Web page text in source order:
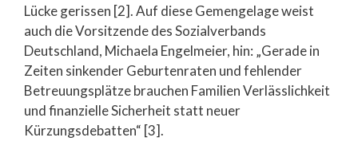
Lücke gerissen [2]. Auf diese Gemengelage weist
auch die Vorsitzende des Sozialverbands
Deutschland, Michaela Engelmeier, hin: „Gerade in
Zeiten sinkender Geburtenraten und fehlender
Betreuungsplätze brauchen Familien Verlässlichkeit
und finanzielle Sicherheit statt neuer
Kürzungsdebatten“ [3].